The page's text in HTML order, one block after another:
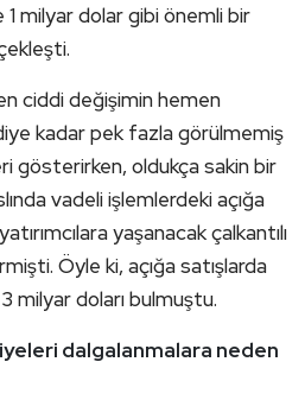
milyar dolar gibi önemli bir
ciddi değişimin hemen
kadar pek fazla görülmemiş
gösterirken, oldukça sakin bir
vadeli işlemlerdeki açığa
yaşanacak çalkantılı
Öyle ki, açığa satışlarda
milyar doları bulmuştu.
dalgalanmalara neden